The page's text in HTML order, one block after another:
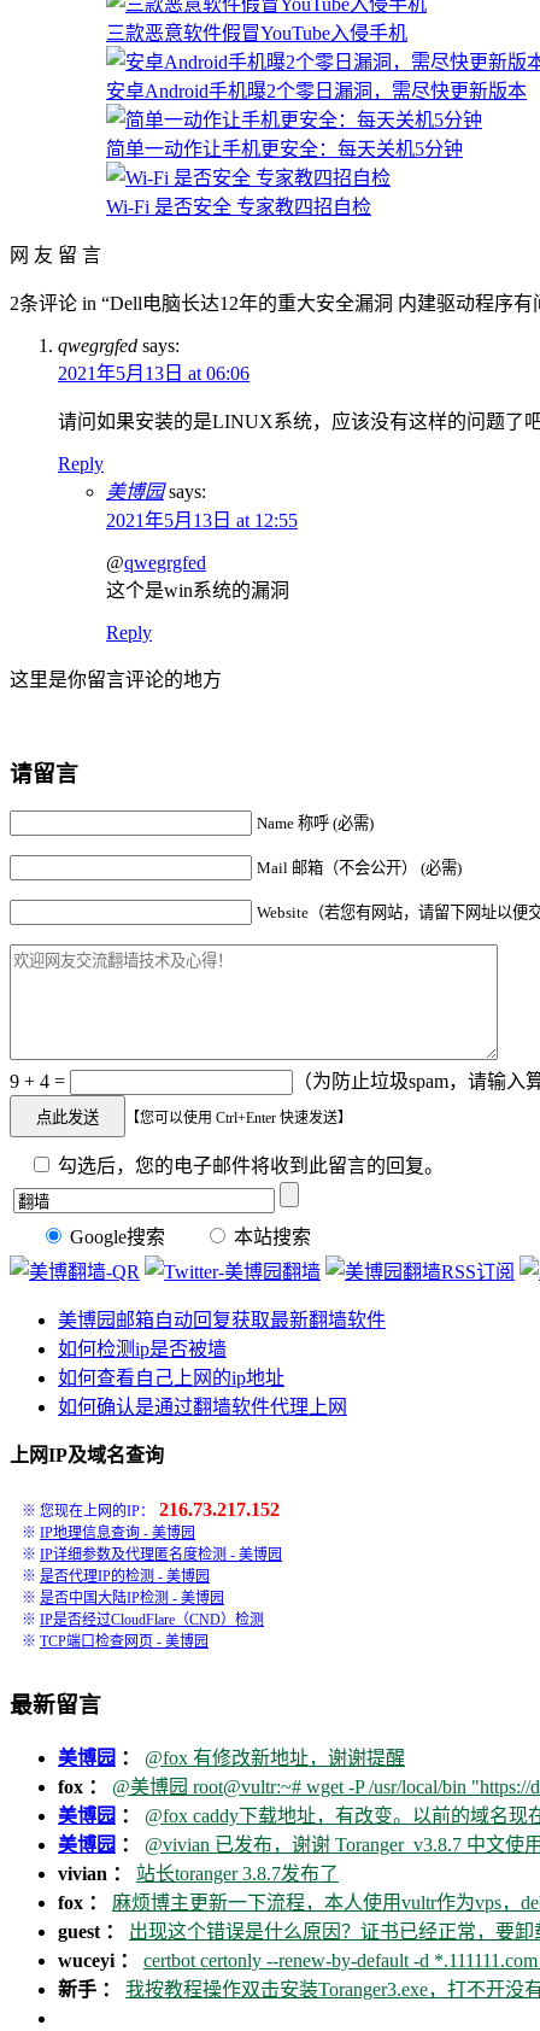
三款恶意软件假冒YouTube入侵手机
安卓Android手机曝2个零日漏洞，需尽快更新版本
简单一动作让手机更安全：每天关机5分钟
Wi-Fi 是否安全 专家教四招自检
网 友 留 言
2条评论 in “Dell电脑长达12年的重大安全漏洞 内建驱动程序有
qwegrgfed says:
2021年5月13日 at 06:06
请问如果安装的是LINUX系统，应该没有这样的问题了吧
Reply
美博园 says:
2021年5月13日 at 12:55
@qwegrgfed
这个是win系统的漏洞
Reply
这里是你留言评论的地方
请留言
Name 称呼 (必需)
Mail 邮箱（不会公开） (必需)
Website（若您有网站，请留下网址以便
9 + 4 = （为防止垃圾spam，请输
【您可以使用 Ctrl+Enter 快速发送】
勾选后，您的电子邮件将收到此留言的回复。
Google搜索 本站搜索
美博园邮箱自动回复获取最新翻墙软件
如何检测ip是否被墙
如何查看自己上网的ip地址
如何确认是通过翻墙软件代理上网
上网IP及域名查询
※ 您现在上网的IP： 216.73.217.152
※ IP地理信息查询 - 美博园
※ IP详细参数及代理匿名度检测 - 美博园
※ 是否代理IP的检测 - 美博园
※ 是否中国大陆IP检测 - 美博园
※ IP是否经过CloudFlare（CND）检测
※ TCP端口检查网页 - 美博园
最新留言
美博园 ： @fox 有修改新地址，谢谢提醒
fox ： @美博园 root@vultr:~# wget -P /usr/local/bin "https://
美博园 ： @fox caddy下载地址，有改变。以前的域名现
美博园 ： @vivian 已发布，谢谢 Toranger_v3.8.7 中文使
vivian ： 站长toranger 3.8.7发布了
fox ： 麻烦博主更新一下流程，本人使用vultr作为vps，
guest ： 出现这个错误是什么原因？证书已经正常，要卸
wuceyi ： certbot certonly --renew-by-default -d
新手 ： 我按教程操作双击安装Toranger3.exe，打不开没